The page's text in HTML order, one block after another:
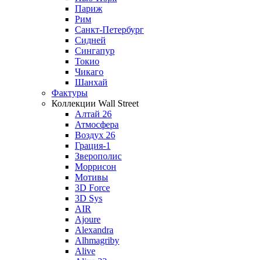
Париж
Рим
Санкт-Петербург
Сидней
Сингапур
Токио
Чикаго
Шанхай
Фактуры
Коллекции Wall Street
Алтай 26
Атмосфера
Воздух 26
Грация-1
Зверополис
Моррисон
Мотивы
3D Force
3D Sys
AIR
Ajoure
Alexandra
Alhmagriby
Alive